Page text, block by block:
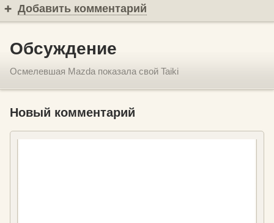
Добавить комментарий
Обсуждение
Осмелевшая Mazda показала свой Taiki
Новый комментарий